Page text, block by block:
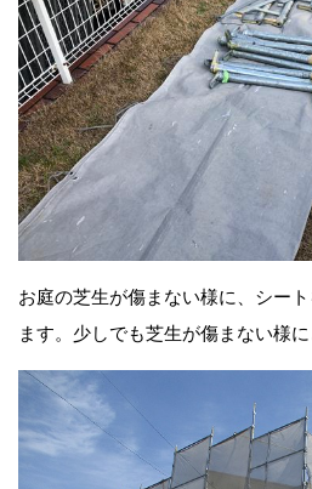
お庭の芝生が傷まない様に、シー
ます。少しでも芝生が傷まない様に